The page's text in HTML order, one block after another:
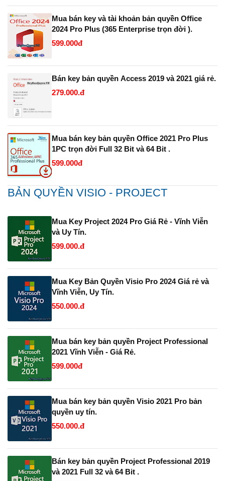
Mua bán key và tài khoản bản quyền Office
2024 Pro Plus (365 Enterprise trọn đời ).
599.000đ
Bán key bản quyền Access 2019 và 2021 giá rẻ.
279.000.đ
Mua bán key bản quyền Office 2021 Pro Plus
1PC trọn đời Full 32 Bit và 64 Bit .
599.000đ
BẢN QUYỀN VISIO - PROJECT
Mua Key Project 2024 Pro Giá Rẻ - Vĩnh Viễn
và Uy Tín.
599.000.đ
Mua Key Bản Quyền Visio Pro 2024 Giá rẻ và
Vĩnh Viễn, Uy Tín.
550.000.đ
Mua bán key bản quyền Project Professional
2021 Vĩnh Viễn - Giá Rẻ.
599.000đ
Mua bán key bản quyền Visio 2021 Pro bản
quyền uy tín.
550.000.đ
Bán key bản quyền Project Professional 2019
và 2021 Full 32 và 64 Bit .